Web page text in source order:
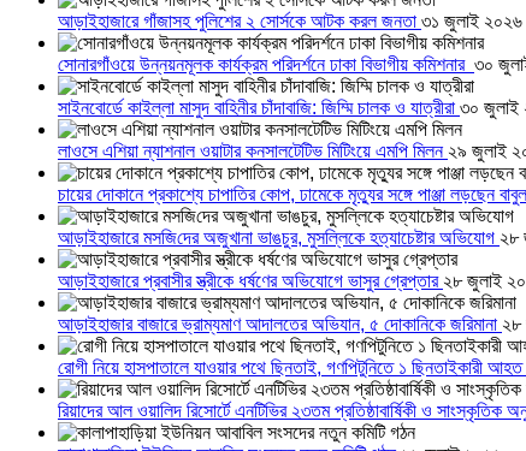
আড়াইহাজারে গাঁজাসহ পুলিশের ২ সোর্সকে আটক করল জনতা ৩১ জুলাই ২০২৬
সোনারগাঁওয়ে উন্নয়নমূলক কার্যক্রম পরিদর্শনে ঢাকা বিভাগীয় কমিশনার ৩০
সাইনবোর্ডে কাইল্লা মাসুদ বাহিনীর চাঁদাবাজি: জিম্মি চালক ও যাত্রীরা ৩০ জুলাই
লাওসে এশিয়া ন্যাশনাল ওয়াটার কনসালটেটিভ মিটিংয়ে এমপি মিলন ২৯ জুলাই
চায়ের দোকানে প্রকাশ্যে চাপাতির কোপ, ঢামেকে মৃত্যুর সঙ্গে পাঞ্জা লড়ছেন
আড়াইহাজারে মস‌জি‌দের অজুখানা ভাঙচুর, মুসল্লিকে হত্যাচেষ্টার অভিযোগ ২৮
আড়াইহাজারে প্রবাসীর স্ত্রীকে ধর্ষণের অভিযোগে ভাসুর গ্রেপ্তার ২৮ জুলাই
আড়াইহাজার বাজারে ভ্রাম্যমাণ আদালতের অভিযান, ৫ দোকানিকে জরিমানা ২৮
রোগী নিয়ে হাসপাতালে যাওয়ার পথে ছিনতাই, গণপিটুনিতে ১ ছিনতাইকারী আহত
রিয়াদের আল ওয়ালিদ রিসোর্টে এনটিভির ২৩তম প্রতিষ্ঠাবার্ষিকী ও সাংস্কৃতিক